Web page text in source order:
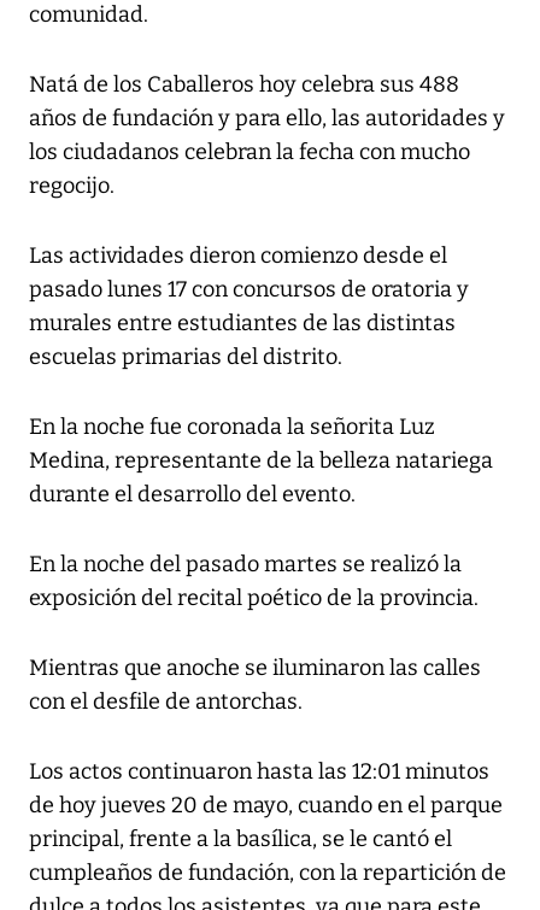
comunidad.
Natá de los Caballeros hoy celebra sus 488
años de fundación y para ello, las autoridades y
los ciudadanos celebran la fecha con mucho
regocijo.
Las actividades dieron comienzo desde el
pasado lunes 17 con concursos de oratoria y
murales entre estudiantes de las distintas
escuelas primarias del distrito.
En la noche fue coronada la señorita Luz
Medina, representante de la belleza natariega
durante el desarrollo del evento.
En la noche del pasado martes se realizó la
exposición del recital poético de la provincia.
Mientras que anoche se iluminaron las calles
con el desfile de antorchas.
Los actos continuaron hasta las 12:01 minutos
de hoy jueves 20 de mayo, cuando en el parque
principal, frente a la basílica, se le cantó el
cumpleaños de fundación, con la repartición de